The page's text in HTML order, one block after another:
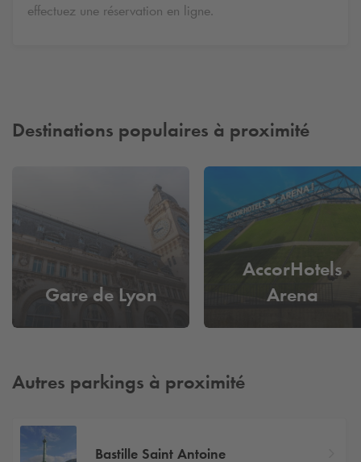
effectuez une réservation en ligne.
Destinations populaires à proximité
Gare de Lyon
AccorHotels
Arena
Autres parkings à proximité
Bastille Saint Antoine